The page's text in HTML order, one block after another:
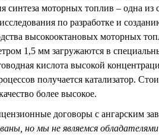
синтеза моторных топлив – одна из
по разработке и
высокооктановых моторных
1,5 мм загружаются в
кислота высокой
получается катализатор.
более высокое.
договоры с ангарским
но мы не являемся